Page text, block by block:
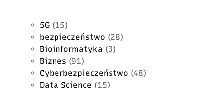
5G (15)
bezpieczeństwo (28)
Bioinformatyka (3)
Biznes (91)
Cyberbezpieczeństwo (48)
Data Science (15)